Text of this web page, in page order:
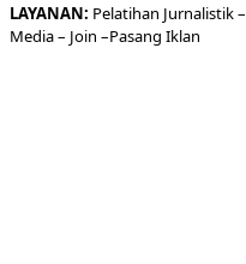
LAYANAN: Pelatihan Jurnalistik –
Media– Join –Pasang Iklan